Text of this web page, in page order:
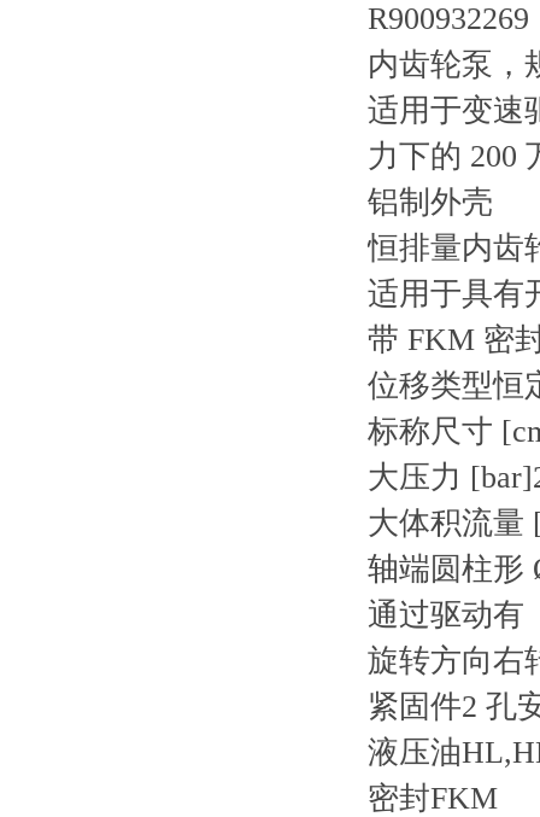
R900932269
内齿轮泵，
适用于变速
力下的 200
铝制外壳
恒排量内齿
适用于具有
带 FKM 密
位移类型恒
标称尺寸
大压力
大体积流量
轴端圆柱形
通过驱动有
旋转方向右
紧固件2 孔
液压油
密封FKM